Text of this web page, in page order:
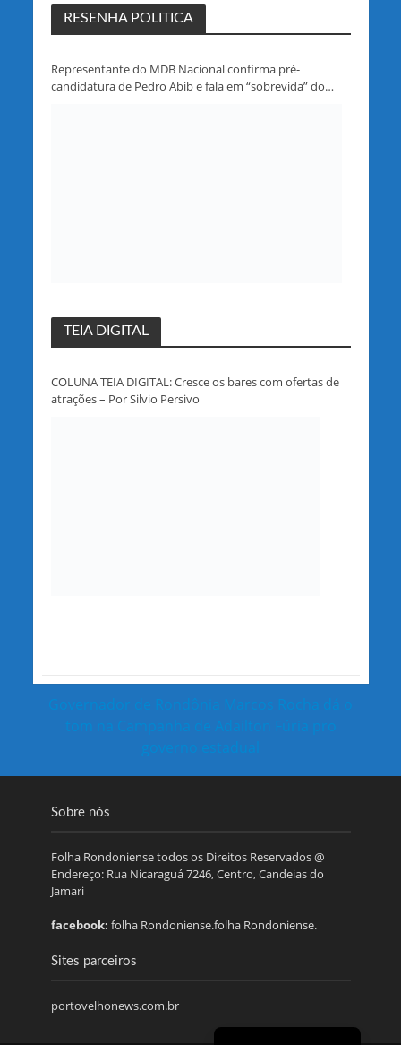
RESENHA POLITICA
Representante do MDB Nacional confirma pré-
candidatura de Pedro Abib e fala em “sobrevida” do
TEIA DIGITAL
COLUNA TEIA DIGITAL: Cresce os bares com ofertas de
atrações – Por Silvio Persivo
Governador de Rondônia Marcos Rocha dá o
tom na Campanha de Adailton Fúria pro
governo estadual
Sobre nós
Folha Rondoniense todos os Direitos Reservados @
Endereço: Rua Nicaraguá 7246, Centro, Candeias do
Jamari
facebook: folha Rondoniense.folha Rondoniense.
Sites parceiros
portovelhonews.com.br